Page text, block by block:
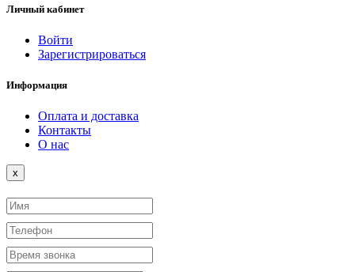
Личный кабинет
Войти
Зарегистрироваться
Информация
Оплата и доставка
Контакты
О нас
x